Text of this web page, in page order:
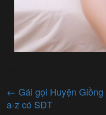
← Gái gọi Huyện
a-z có SĐT